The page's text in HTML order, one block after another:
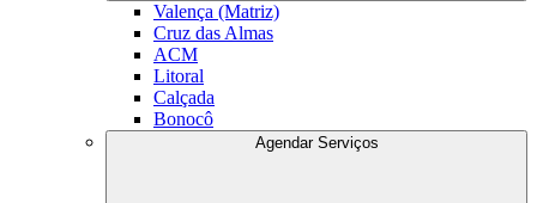
Valença (Matriz)
Cruz das Almas
ACM
Litoral
Calçada
Bonocô